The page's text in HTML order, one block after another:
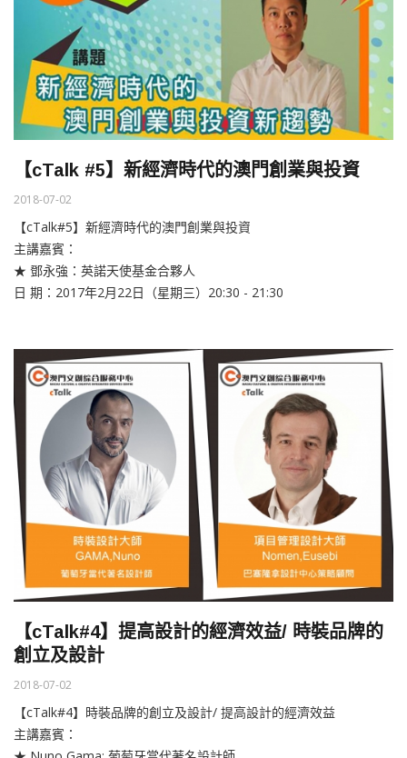
【cTalk #5】新經濟時代的澳門創業與投資
2018-07-02
【cTalk#5】新經濟時代的澳門創業與投資
主講嘉賓：
★ 鄧永強：英諾天使基金合夥人
日 期：2017年2月22日（星期三）20:30 - 21:30
【cTalk#4】提高設計的經濟效益/ 時裝品牌的
創立及設計
2018-07-02
【cTalk#4】時裝品牌的創立及設計/ 提高設計的經濟效益
主講嘉賓：